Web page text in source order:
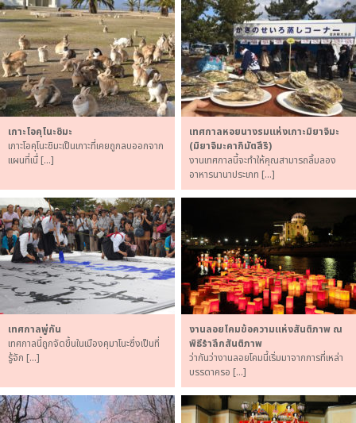
เกาะโอคุโนะชิมะ
เกาะโอคุโนะชิมะเป็นเกาะที่เคยถูกลบออกจาก
แผนที่เนื่ […]
เทศกาลหอยนางรมแห่งเกาะมิยาจิมะ
(มิยาจิมะคากิมัตสึริ)
งานเทศกาลนี้จะทำให้คุณสามารถลิ้มลอง
อาหารนานาประเภท […]
เทศกาลพู่กัน
เทศกาลนี้ถูกจัดขึ้นในเมืองคุมาโนะซึ่งเป็นที่
รู้จัก […]
งานลอยโคมข้อความแห่งสันติภาพ ณ
พิธีรำลึกสันติภาพ
ว่ากันว่างานลอยโคมนี้เริ่มมาจากการที่เหล่า
บรรดาครอ […]